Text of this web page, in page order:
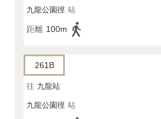
九龍公園徑 站
距離 100m
261B
往 九龍站
九龍公園徑 站